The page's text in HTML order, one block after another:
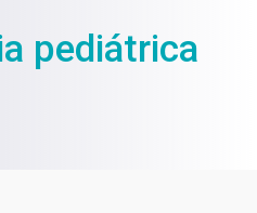
pediátrica